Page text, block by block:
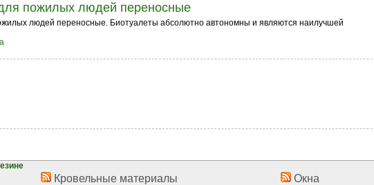
пожилых людей переносные
людей переносные. Биотуалеты абсолютно автономны и являются наилучшей
Кровельные материалы
Окна